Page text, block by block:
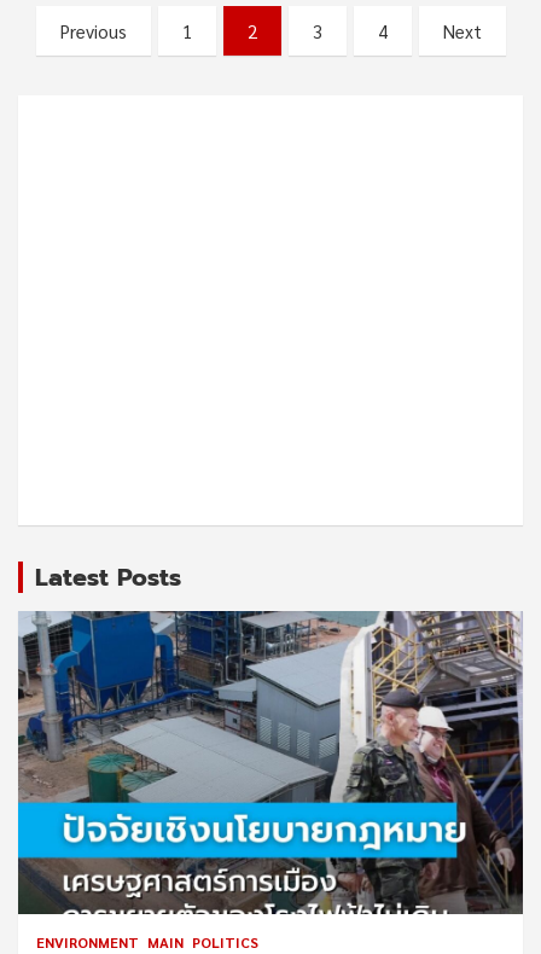
Posts
pagination
Previous 1 2 3 4 Next
Latest Posts
ENVIRONMENT MAIN POLITICS